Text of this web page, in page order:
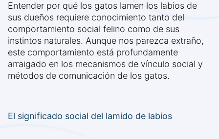
Entender por qué los gatos lamen los labios de
sus dueños requiere conocimiento tanto del
comportamiento social felino como de sus
instintos naturales. Aunque nos parezca extraño,
este comportamiento está profundamente
arraigado en los mecanismos de vínculo social y
métodos de comunicación de los gatos.
El significado social del lamido de labios